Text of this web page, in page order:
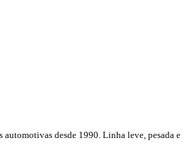
automotivas desde 1990. Linha leve, pesada e